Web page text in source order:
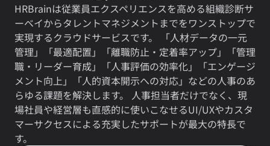
HRBrainは従業員エクスペリエンスを高める組織診断サ
ーベイからタレントマネジメントまでをワンストップで
実現するクラウドサービスです。 「人材データの一元
管理」「最適配置」「離職防止・定着率アップ」「管理
職・リーダー育成」「人事評価の効率化」「エンゲージ
メント向上」「人的資本開示への対応」などの人事のあ
らゆる課題を解決します。 人事担当者だけでなく、現
場社員や経営層も直感的に使いこなせるUI/UXやカスタ
マーサクセスによる充実したサポートが最大の特長で
す。